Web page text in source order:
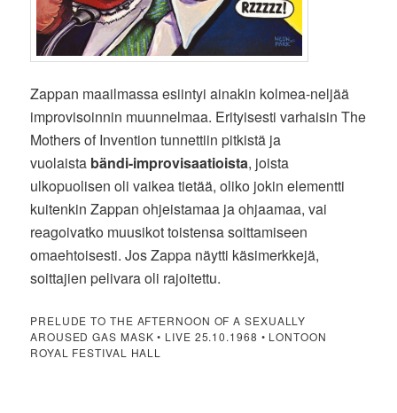
Zappan maailmassa esiintyi ainakin kolmea-neljää
improvisoinnin muunnelmaa. Erityisesti varhaisin The
Mothers of Invention tunnettiin pitkistä ja
vuolaista bändi-improvisaatioista, joista
ulkopuolisen oli vaikea tietää, oliko jokin elementti
kuitenkin Zappan ohjeistamaa ja ohjaamaa, vai
reagoivatko muusikot toistensa soittamiseen
omaehtoisesti. Jos Zappa näytti käsimerkkejä,
soittajien pelivara oli rajoitettu.
PRELUDE TO THE AFTERNOON OF A SEXUALLY
AROUSED GAS MASK • LIVE 25.10.1968 • LONTOON
ROYAL FESTIVAL HALL